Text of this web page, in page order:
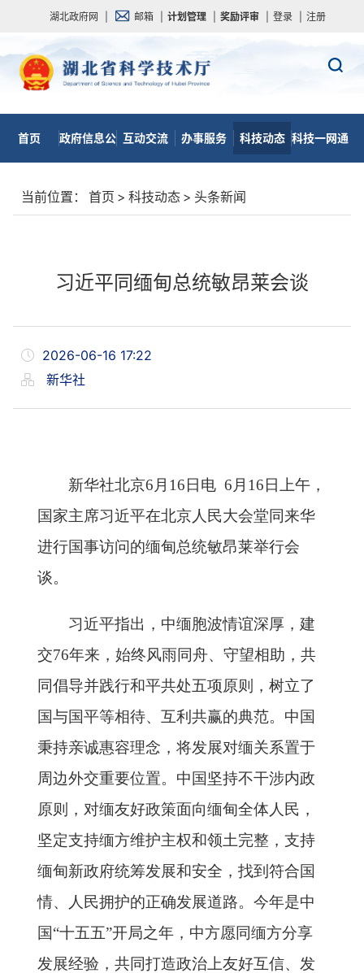
湖北政府网 邮箱 计划管理 奖励评审 登录 注册
首页 政府信息公 互动交流 办事服务 科技动态 科技一网通
当前位置： 首页 > 科技动态 > 头条新闻
习近平同缅甸总统敏昂莱会谈
2026-06-16 17:22
新华社
新华社北京6月16日电 6月16日上午，
国家主席习近平在北京人民大会堂同来华
进行国事访问的缅甸总统敏昂莱举行会
谈。
习近平指出，中缅胞波情谊深厚，建
交76年来，始终风雨同舟、守望相助，共
同倡导并践行和平共处五项原则，树立了
国与国平等相待、互利共赢的典范。中国
秉持亲诚惠容理念，将发展对缅关系置于
周边外交重要位置。中国坚持不干涉内政
原则，对缅友好政策面向缅甸全体人民，
坚定支持缅方维护主权和领土完整，支持
缅甸新政府统筹发展和安全，找到符合国
情、人民拥护的正确发展道路。今年是中
国“十五五”开局之年，中方愿同缅方分享
发展经验，共同打造政治上友好互信、发